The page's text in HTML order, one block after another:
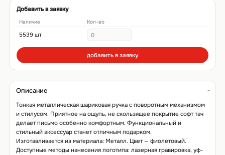
Добавить в заявку
Наличие Кол-во
5539 шт
добавить в заявку
Описание
Тонкая металлическая шариковая ручка с поворотным механизмом
и стилусом. Приятное на ощупь, не скользящее покрытие софт тач
делает письмо особенно комфортным. Функциональный и
стильный аксессуар станет отличным подарком.
Изготавливается из материала: Металл. Цвет — фиолетовый.
Доступные методы нанесения логотипа: лазерная гравировка, уф-